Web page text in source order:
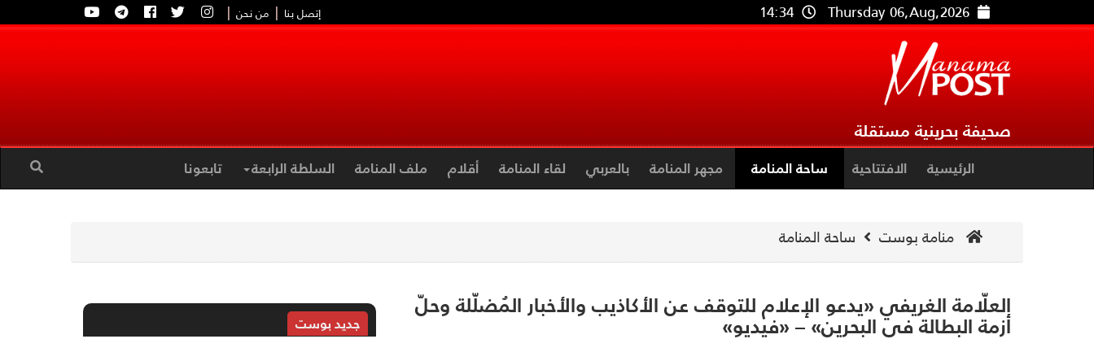
Thursday 06,Aug,2026
14:34 إتصل بنا | من نحن |
صحيفة بحرينية مستقلة
الرئيسية الافتتاحية ساحة المنامة مجهر المنامة بالعربي لقاء المنامة أقلام ملف المنامة السلطة الرابعة تابعونا
منامة بوست ساحة المنامة
العلّامة الغريفي «يدعو الإعلام للتوقف عن الأكاذيب والأخبار المُضلّلة وحلّ
أزمة البطالة في البحرين» – «فيديو»
جديد بوست